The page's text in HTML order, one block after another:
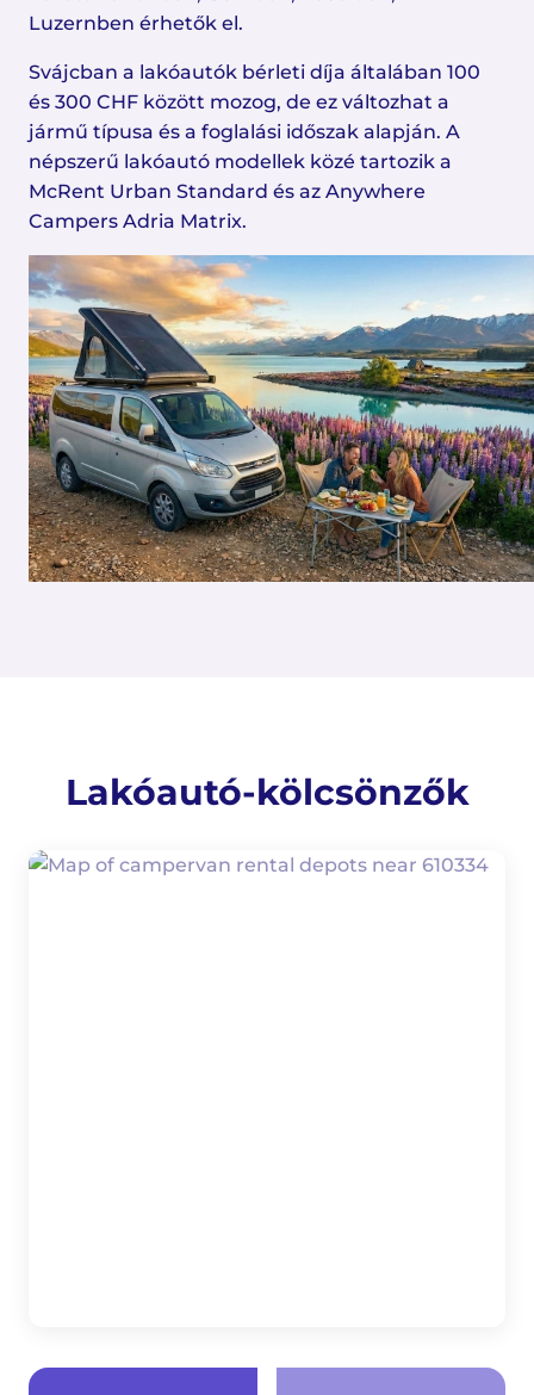
Luzernben érhetők el.
Svájcban a lakóautók bérleti díja általában 100
és 300 CHF között mozog, de ez változhat a
jármű típusa és a foglalási időszak alapján. A
népszerű lakóautó modellek közé tartozik a
McRent Urban Standard és az Anywhere
Campers Adria Matrix.
Lakóautó-kölcsönzők